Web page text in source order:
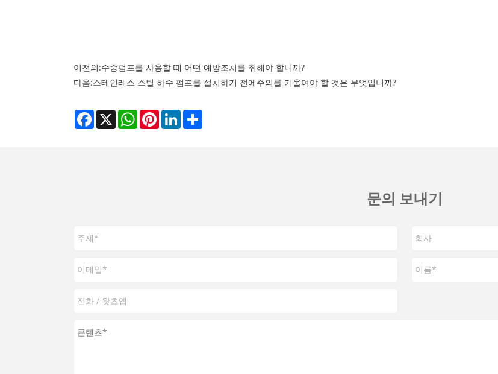
이전의:수중펌프를 사용할 때 어떤 예방조치를 취해야 합니까?
다음:스테인레스 스틸 하수 펌프를 설치하기 전에주의를 기울여야 할 것은 무엇입니까?
Facebook
X WhatsAppPinterestLinkedIn
문의 보내기